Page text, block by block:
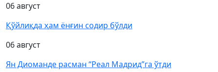
06 август
Қўйлиқда ҳам ёнғин содир бўлди
06 август
Ян Диоманде расман “Реал Мадрид”га ўтди